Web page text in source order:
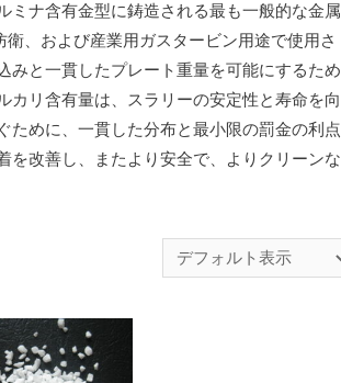
ミナ含有金型に鋳造される最も一般的な金属
、および産業用ガスタービン用途で使用さ
みと一貫したプレート重量を可能にするため
カリ含有量は、スラリーの安定性と寿命を向
ために、一貫した分布と最小限の罰金の利点
を改善し、またより安全で、よりクリーンな